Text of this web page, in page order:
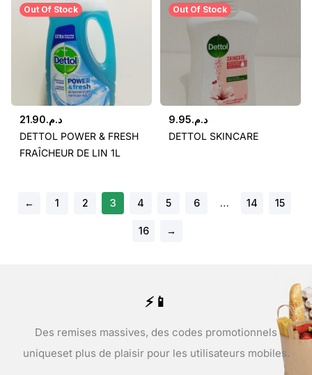
Out Of Stock
د.م.21.90
DETTOL POWER & FRESH
FRAÎCHEUR DE LIN 1L
Out Of Stock
د.م.9.95
DETTOL SKINCARE
← 1 2 3 4 5 6 … 14 15
16 →
⚡📱
Des remises massives, des codes promotionnels
uniqueset plus de plaisir pour les utilisateurs mobiles.